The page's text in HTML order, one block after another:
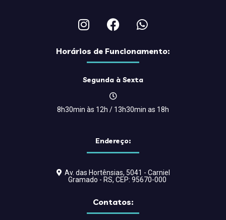
Horários de Funcionamento:
Segunda à Sexta
8h30min às 12h / 13h30min as 18h
Endereço:
Av. das Hortênsias, 5041 - Carniel
Gramado - RS, CEP: 95670-000
Contatos: